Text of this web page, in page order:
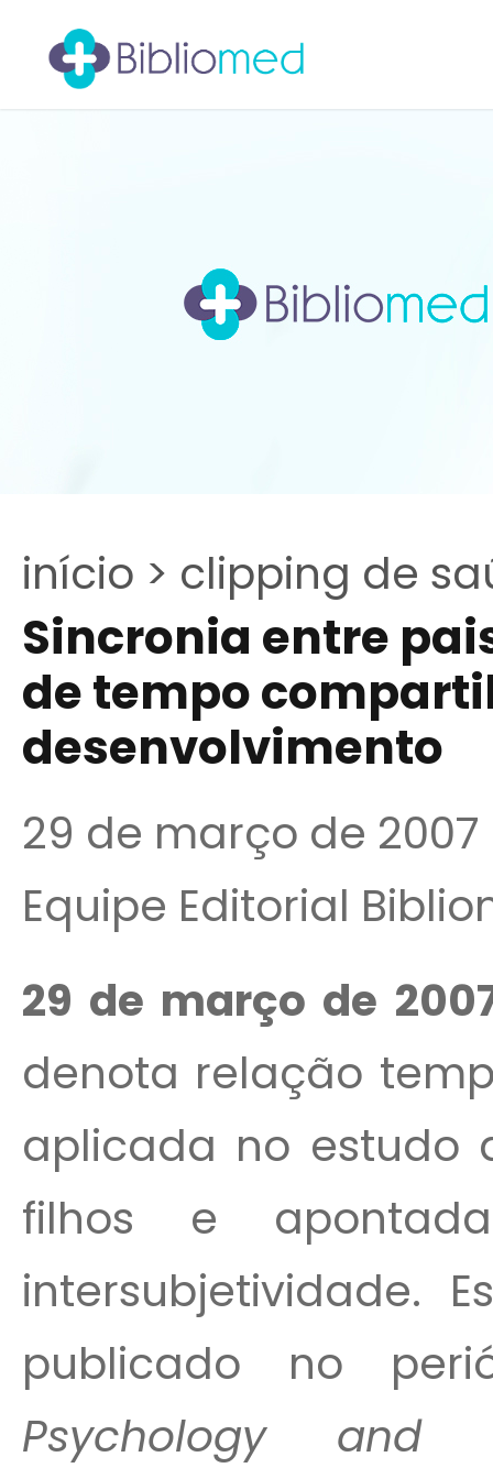
início > clipping de
Sincronia entre
de tempo
desenvolvimento
29 de março de 2007
Equipe Editorial
29 de março de
denota relação
aplicada no estudo
filhos e
intersubjetividade.
publicado no
Psychology and